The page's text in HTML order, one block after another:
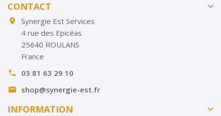
CONTACT

Synergie Est Services
4 rue des Epicéas
25640 ROULANS
France
 03 81 63 29 10
 shop@synergie-est.fr
INFORMATION